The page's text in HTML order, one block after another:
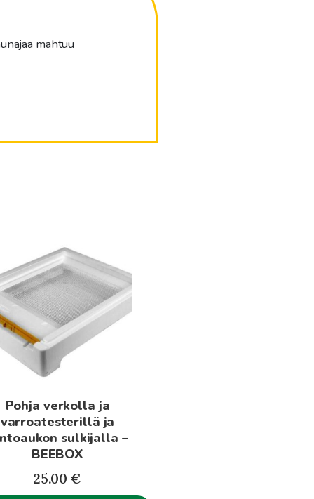
mahtuu
Pohja verkolla ja
varroatesterillä ja
sulkijalla –
BEEBOX
25.00 €